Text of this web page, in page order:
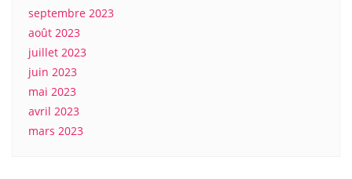
septembre 2023
août 2023
juillet 2023
juin 2023
mai 2023
avril 2023
mars 2023